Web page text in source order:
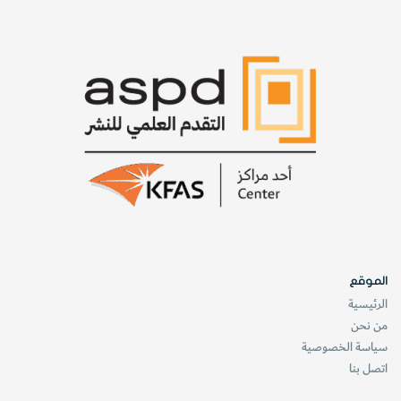
الباحثين إلى رؤى جديدة حول السرطان، كما يقول غالو.
website_oloom الطب وصحة العلوم التطبيقية
الموقع
الرئيسية
من نحن
سياسة الخصوصية
اتصل بنا